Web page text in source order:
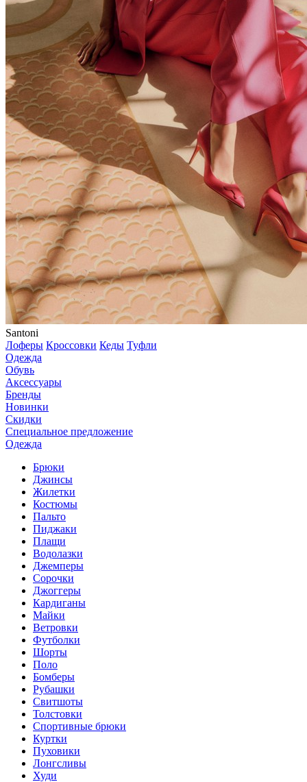
Santoni
Лоферы Кроссовки Кеды Туфли
Одежда
Обувь
Аксессуары
Бренды
Новинки
Скидки
Специальное предложение
Одежда
Брюки
Джинсы
Жилетки
Костюмы
Пальто
Пиджаки
Плащи
Водолазки
Джемперы
Сорочки
Джоггеры
Кардиганы
Майки
Ветровки
Футболки
Шорты
Поло
Бомберы
Рубашки
Свитшоты
Толстовки
Спортивные брюки
Куртки
Пуховики
Лонгсливы
Худи